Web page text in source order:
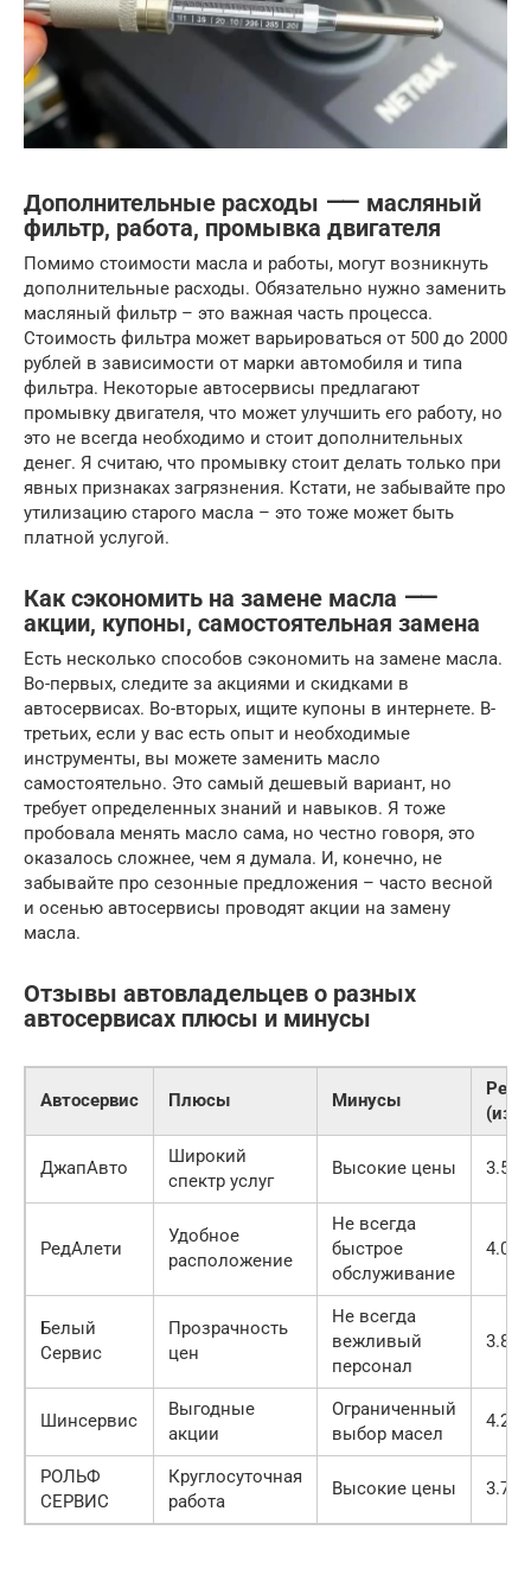
Дополнительные расходы ⸺ масляный
фильтр, работа, промывка двигателя
Помимо стоимости масла и работы, могут возникнуть
дополнительные расходы. Обязательно нужно заменить
масляный фильтр – это важная часть процесса.
Стоимость фильтра может варьироваться от 500 до 2000
рублей в зависимости от марки автомобиля и типа
фильтра. Некоторые автосервисы предлагают
промывку двигателя, что может улучшить его работу, но
это не всегда необходимо и стоит дополнительных
денег. Я считаю, что промывку стоит делать только при
явных признаках загрязнения. Кстати, не забывайте про
утилизацию старого масла – это тоже может быть
платной услугой.
Как сэкономить на замене масла ⸺
акции, купоны, самостоятельная замена
Есть несколько способов сэкономить на замене масла.
Во-первых, следите за акциями и скидками в
автосервисах. Во-вторых, ищите купоны в интернете. В-
третьих, если у вас есть опыт и необходимые
инструменты, вы можете заменить масло
самостоятельно. Это самый дешевый вариант, но
требует определенных знаний и навыков. Я тоже
пробовала менять масло сама, но честно говоря, это
оказалось сложнее, чем я думала. И, конечно, не
забывайте про сезонные предложения – часто весной
и осенью автосервисы проводят акции на замену
масла.
Отзывы автовладельцев о разных
автосервисах плюсы и минусы
Автосервис Плюсы Минусы
(из
ДжапАвто
Широкий
спектр услуг
Высокие цены 3.5
РедАлети
Удобное
расположение
Не всегда
быстрое
обслуживание
4.0
Белый
Сервис
Прозрачность
цен
Не всегда
вежливый
персонал
3.8
Шинсервис
Выгодные
акции
Ограниченный
выбор масел
4.2
РОЛЬФ
СЕРВИС
Круглосуточная
работа
Высокие цены 3.7